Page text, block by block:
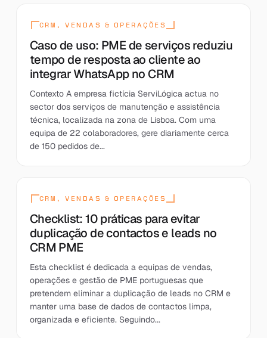
CRM, VENDAS & OPERAÇÕES
Caso de uso: PME de serviços reduziu
tempo de resposta ao cliente ao
integrar WhatsApp no CRM
Contexto A empresa fictícia ServiLógica actua no
sector dos serviços de manutenção e assistência
técnica, localizada na zona de Lisboa. Com uma
equipa de 22 colaboradores, gere diariamente cerca
de 150 pedidos de...
CRM, VENDAS & OPERAÇÕES
Checklist: 10 práticas para evitar
duplicação de contactos e leads no
CRM PME
Esta checklist é dedicada a equipas de vendas,
operações e gestão de PME portuguesas que
pretendem eliminar a duplicação de leads no CRM e
manter uma base de dados de contactos limpa,
organizada e eficiente. Seguindo...